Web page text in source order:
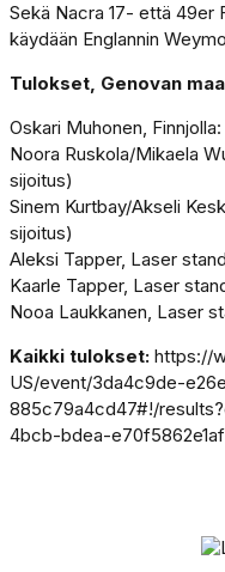
Sekä Nacra 17- että 49er
käydään Englannin
Tulokset, Genovan
Oskari Muhonen, Finnjolla:
Noora Ruskola/Mikaela
sijoitus)
Sinem Kurtbay/Akseli
sijoitus)
Aleksi Tapper, Laser
Kaarle Tapper, Laser
Nooa Laukkanen, Laser
Kaikki tulokset: https://
US/event/3da4c9de-
885c79a4cd47#!/
4bcb-bdea-e70f5862e1af